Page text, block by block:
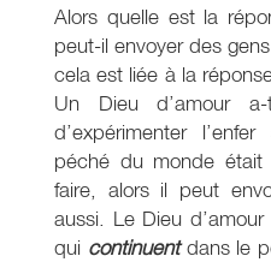
Alors quelle est la
peut-il envoyer des
cela est liée à la
Un Dieu d’amour
d’expérimenter
péché du monde
faire, alors il peut
aussi. Le Dieu
qui continuentdans le